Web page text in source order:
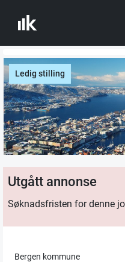
Ledig stilling
Utgått annonse
Søknadsfristen for denne
Bergen kommune